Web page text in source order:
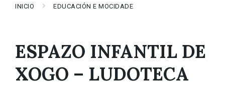
INICIO EDUCACIÓN E MOCIDADE
ESPAZO INFANTIL DE
XOGO – LUDOTECA